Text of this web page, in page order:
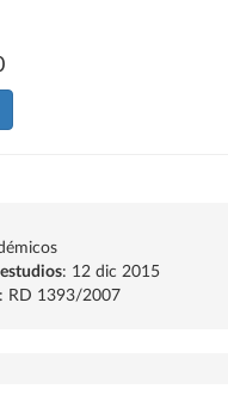
estudios: 12 dic 2015
: RD 1393/2007